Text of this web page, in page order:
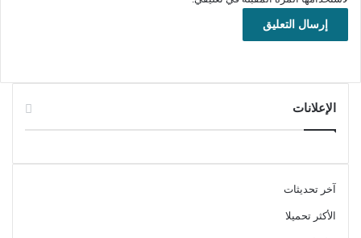
متطلبات التشغيل: يدعم ويندوز 10 والماك كذلك
الإعلانات
آخر تحديثات
الأكثر تحميلا